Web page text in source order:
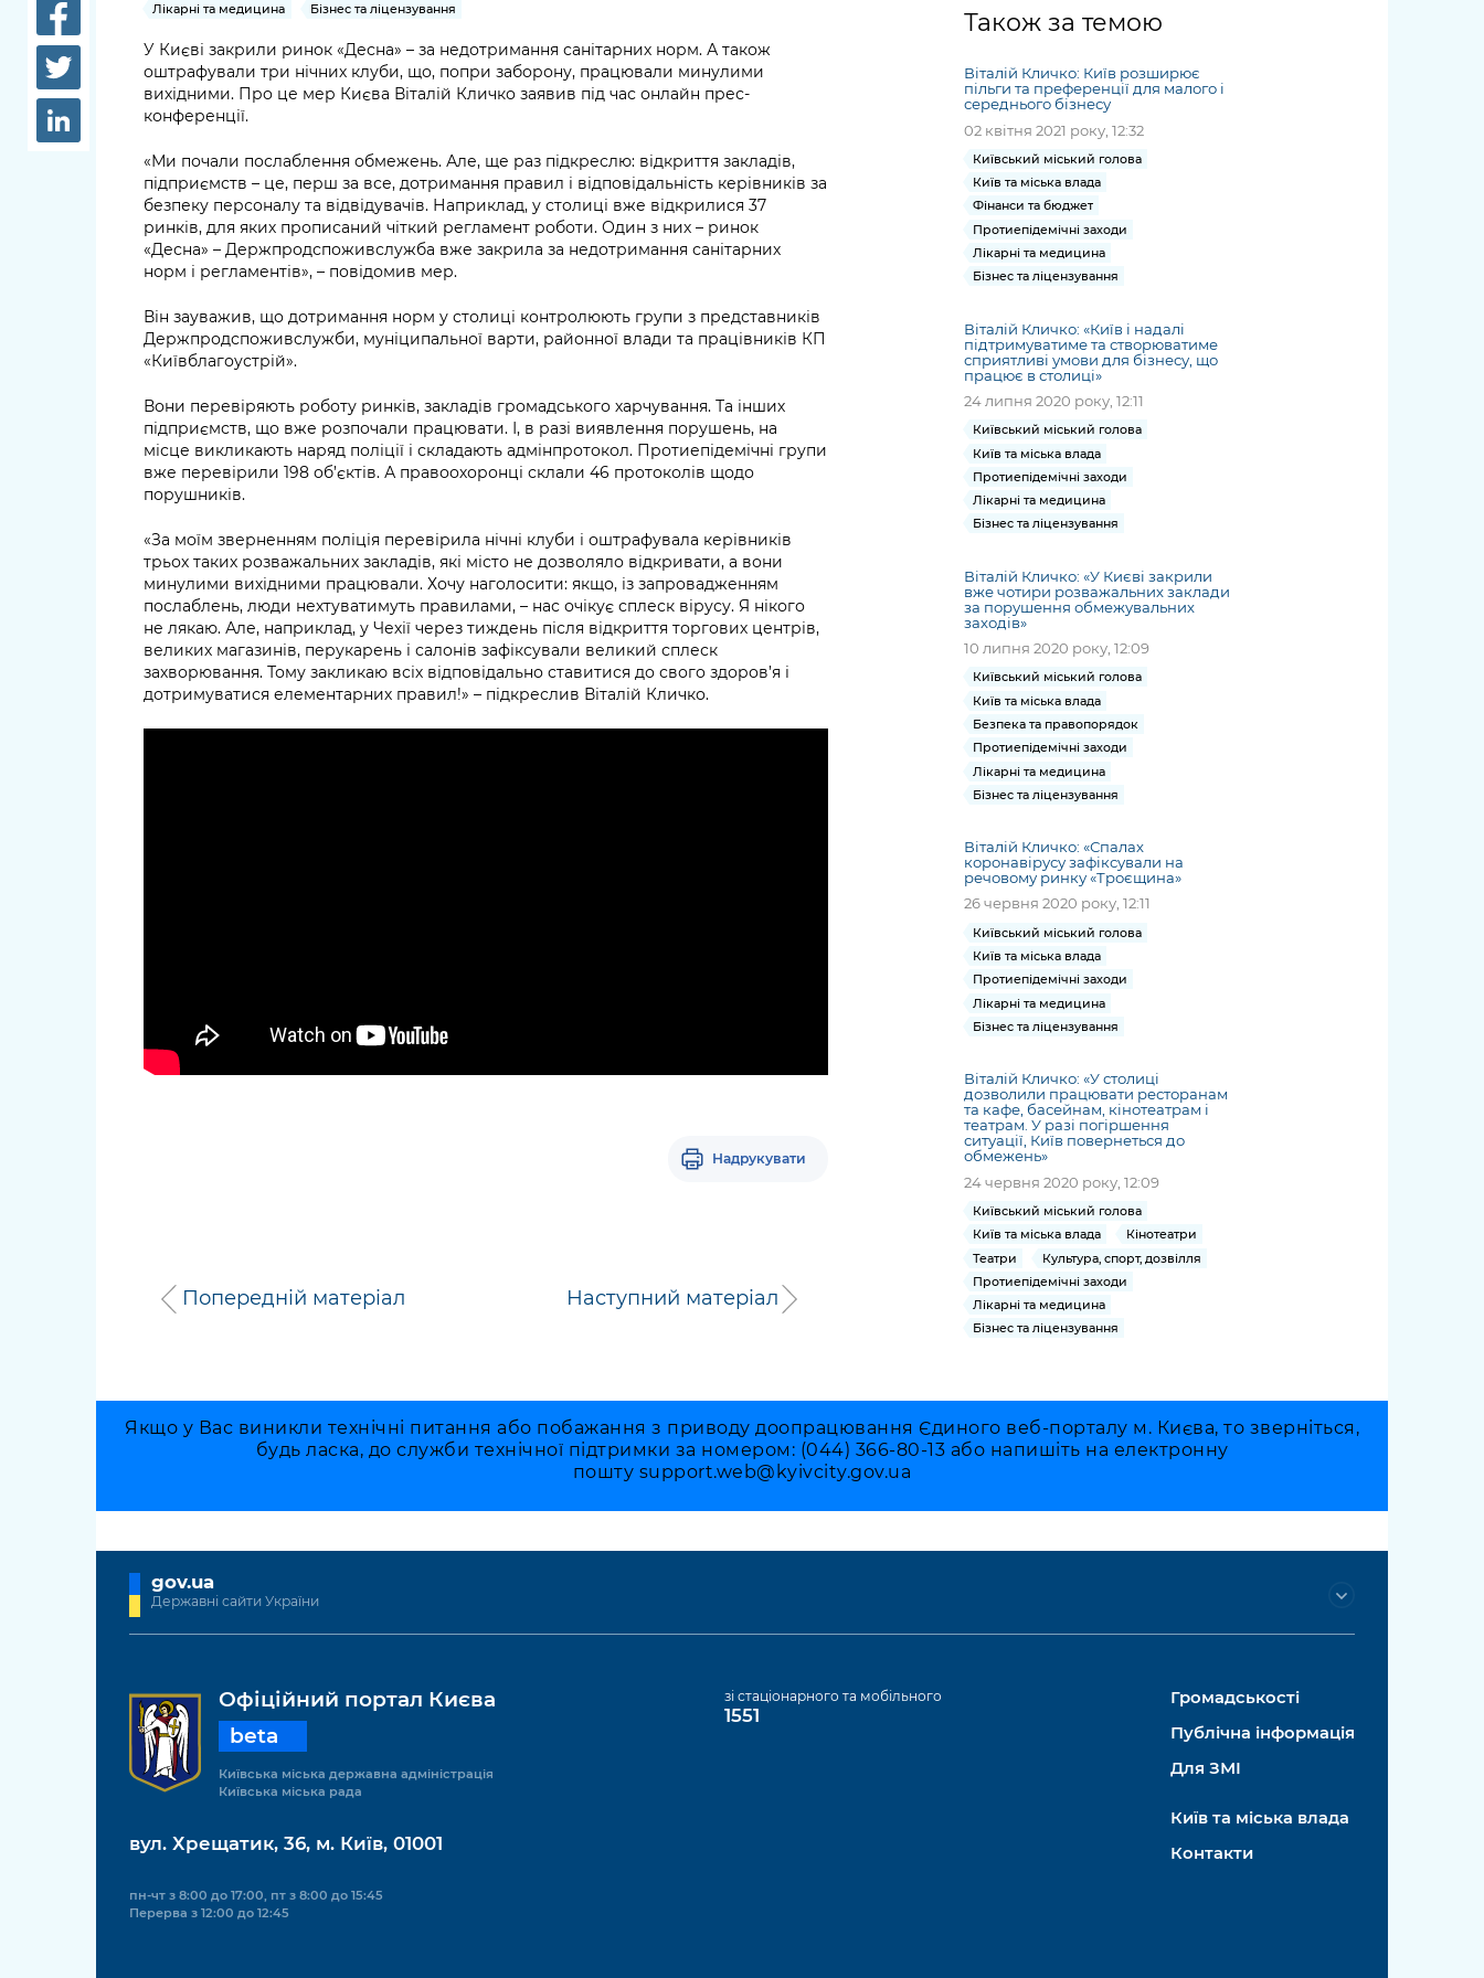
Рішення та розпорядження
Проєкти розпоряджень, що
перебувають на погодженні
КМВА
Статистика
Звернення громадян Безбар'єрність
Київська міська військова
адміністрація
довідки
Лікарні та медицина
Освіта та навчальні
Дороги, транспорт та
парковки
Навколишнє
середовище міста
Безпека та
правопорядок
Ритуальні послуги
Іноземцям / For
foreigners
Портал послуг
Міський застосунок Київ
Цифровий
Важливе під час
воєнного стану
Громадський
бюджет
міській військовій
адміністрації
«Ініціатива
«Партнерство
«Відкритий Уряд» –
місцевий рівень»
воєнного стану
обмеженим
доступом
онлайн
Проекти
нормативно-
правових та
Порядок
рішень, дій чи
бездіяльності
розпорядників
інформації
Звіти про
опрацювання
запитів на
публічну
дашборди
ся на
новини та
КМДА /
Subscribe
announce
ments
from the
KCSA
журналіст
ський
запит /
Submitting
a media
request
at work
Лікарні та медицина
Бізнес та ліцензування
У Києві закрили ринок «Десна» – за недотримання санітарних норм. А також
оштрафували три нічних клуби, що, попри заборону, працювали минулими
вихідними. Про це мер Києва Віталій Кличко заявив під час онлайн прес-
конференції.
«Ми почали послаблення обмежень. Але, ще раз підкреслю: відкриття закладів,
підприємств – це, перш за все, дотримання правил і відповідальність керівників за
безпеку персоналу та відвідувачів. Наприклад, у столиці вже відкрилися 37
ринків, для яких прописаний чіткий регламент роботи. Один з них – ринок
«Десна» – Держпродспоживслужба вже закрила за недотримання санітарних
норм і регламентів», – повідомив мер.
Він зауважив, що дотримання норм у столиці контролюють групи з представників
Держпродспоживслужби, муніципальної варти, районної влади та працівників КП
«Київблагоустрій».
Вони перевіряють роботу ринків, закладів громадського харчування. Та інших
підприємств, що вже розпочали працювати. І, в разі виявлення порушень, на
місце викликають наряд поліції і складають адмінпротокол. Протиепідемічні групи
вже перевірили 198 об’єктів. А правоохоронці склали 46 протоколів щодо
порушників.
«За моїм зверненням поліція перевірила нічні клуби і оштрафувала керівників
трьох таких розважальних закладів, які місто не дозволяло відкривати, а вони
минулими вихідними працювали. Хочу наголосити: якщо, із запровадженням
послаблень, люди нехтуватимуть правилами, – нас очікує сплеск вірусу. Я нікого
не лякаю. Але, наприклад, у Чехії через тиждень після відкриття торгових центрів,
великих магазинів, перукарень і салонів зафіксували великий сплеск
захворювання. Тому закликаю всіх відповідально ставитися до свого здоров’я і
дотримуватися елементарних правил!» – підкреслив Віталій Кличко.
Надрукувати
Попередній матеріал Наступний матеріал
Також за темою
Віталій Кличко: Київ розширює
пільги та преференції для малого і
середнього бізнесу
02 квітня 2021 року, 12:32
Київський міський голова
Київ та міська влада
Фінанси та бюджет
Протиепідемічні заходи
Лікарні та медицина
Бізнес та ліцензування
Віталій Кличко: «Київ і надалі
підтримуватиме та створюватиме
сприятливі умови для бізнесу, що
працює в столиці»
24 липня 2020 року, 12:11
Київський міський голова
Київ та міська влада
Протиепідемічні заходи
Лікарні та медицина
Бізнес та ліцензування
Віталій Кличко: «У Києві закрили
вже чотири розважальних заклади
за порушення обмежувальних
заходів»
10 липня 2020 року, 12:09
Київський міський голова
Київ та міська влада
Безпека та правопорядок
Протиепідемічні заходи
Лікарні та медицина
Бізнес та ліцензування
Віталій Кличко: «Спалах
коронавірусу зафіксували на
речовому ринку «Троєщина»
26 червня 2020 року, 12:11
Київський міський голова
Київ та міська влада
Протиепідемічні заходи
Лікарні та медицина
Бізнес та ліцензування
Віталій Кличко: «У столиці
дозволили працювати ресторанам
та кафе, басейнам, кінотеатрам і
театрам. У разі погіршення
ситуації, Київ повернеться до
обмежень»
24 червня 2020 року, 12:09
Київський міський голова
Київ та міська влада
Кінотеатри
Театри
Культура, спорт, дозвілля
Протиепідемічні заходи
Лікарні та медицина
Бізнес та ліцензування
Якщо у Вас виникли технічні питання або побажання з приводу доопрацювання Єдиного веб-порталу м. Києва, то зверніться,
будь ласка, до служби технічної підтримки за номером: (044) 366-80-13 або напишіть на електронну
пошту support.web@kyivcity.gov.ua
gov.ua
Державні сайти України
Офіційний портал Києва
beta
Київська міська державна адміністрація
Київська міська рада
вул. Хрещатик, 36, м. Київ, 01001
пн-чт з 8:00 до 17:00, пт з 8:00 до 15:45
Перерва з 12:00 до 12:45
зі стаціонарного та мобільного
1551
Громадськості
Публічна інформація
Для ЗМІ
Київ та міська влада
Контакти